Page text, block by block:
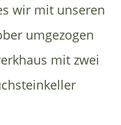
wir mit unseren
umgezogen
mit zwei